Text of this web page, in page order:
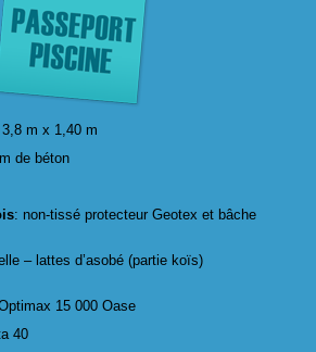
m x 1,40 m
de béton
: non-tissé protecteur Geotex et bâche
– lattes d’asobé (partie koïs)
15 000 Oase
40